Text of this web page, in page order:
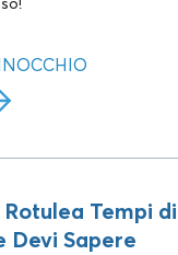
Tempi
Devi Sapere